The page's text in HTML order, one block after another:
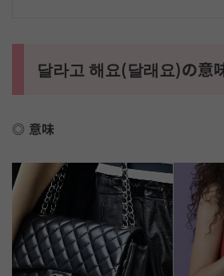
달라고 해요(달래요)の意
意味